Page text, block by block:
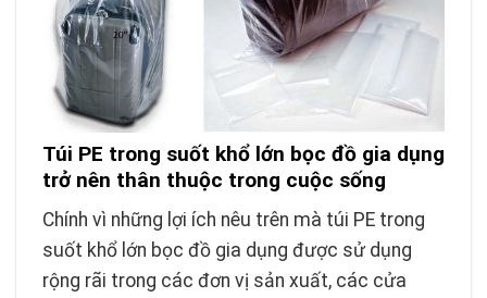
Túi PE trong suốt khổ lớn bọc đồ gia dụng
trở nên thân thuộc trong cuộc sống
Chính vì những lợi ích nêu trên mà túi PE trong
suốt khổ lớn bọc đồ gia dụng được sử dụng
rộng rãi trong các đơn vị sản xuất, các cửa